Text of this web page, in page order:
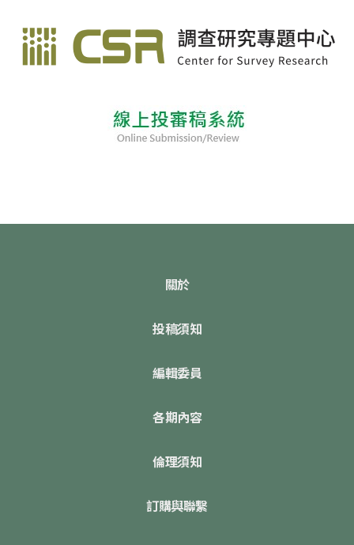
關於
投稿須知
編輯委員
各期內容
倫理須知
訂購與聯繫